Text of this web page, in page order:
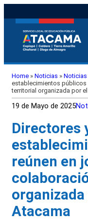
Home » Noticias » Noticias
establecimientos públicos
territorial organizada por el
19 de Mayo de 2025
Directores
reúnen en
organizada
Atacama